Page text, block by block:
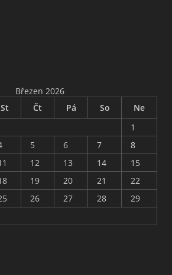
Březen 2026
St Čt Pá So
Ne
1
5 6 7
8
12 13 14
15
19 20 21
22
26 27 28
29